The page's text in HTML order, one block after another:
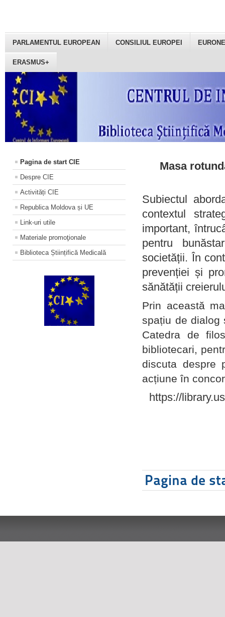
PARLAMENTUL EUROPEAN CONSILIUL EUROPEI
ERASMUS+
Pagina de start CIE
Despre CIE
Activități CIE
Republica Moldova și UE
Link-uri utile
Materiale promoţionale
Biblioteca Științifică Medicală
Masa
Subiectul
contextul
important,
pentru
societății. În
prevenției și
sănătății
Prin această
spațiu de dialog
Catedra de
bibliotecari,
discuta despre
acțiune în
https://
Pagina de